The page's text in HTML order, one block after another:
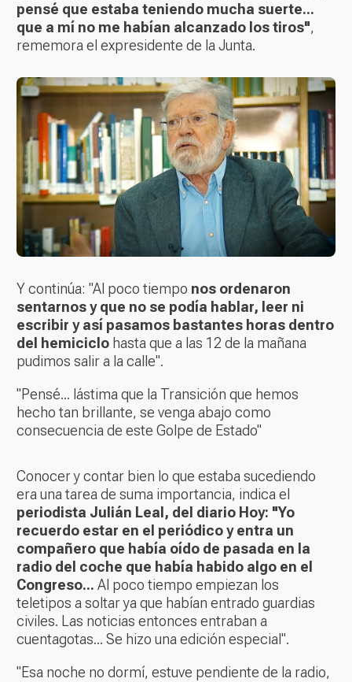
pensé que estaba teniendo mucha suerte...
que a mí no me habían alcanzado los tiros",
rememora el expresidente de la Junta.
Y continúa: "Al poco tiempo nos ordenaron
sentarnos y que no se podía hablar, leer ni
escribir y así pasamos bastantes horas dentro
del hemiciclo hasta que a las 12 de la mañana
pudimos salir a la calle".
"Pensé... lástima que la Transición que hemos
hecho tan brillante, se venga abajo como
consecuencia de este Golpe de Estado"
Conocer y contar bien lo que estaba sucediendo
era una tarea de suma importancia, indica el
periodista Julián Leal, del diario Hoy: "Yo
recuerdo estar en el periódico y entra un
compañero que había oído de pasada en la
radio del coche que había habido algo en el
Congreso... Al poco tiempo empiezan los
teletipos a soltar ya que habían entrado guardias
civiles. Las noticias entonces entraban a
cuentagotas... Se hizo una edición especial".
"Esa noche no dormí, estuve pendiente de la radio,